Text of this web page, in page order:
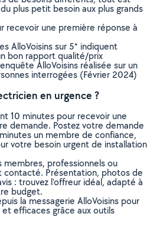
plus petit besoin aux plus grands
recevoir une première réponse à
AlloVoisins sur 5* indiquent
bon rapport qualité/prix
AlloVoisins réalisée sur un
interrogées (Février 2024)
en urgence ?
10 minutes pour recevoir une
demande. Postez votre demande
un membre de confiance,
votre besoin urgent de installation
membres, professionnels ou
contacté. Présentation, photos de
: trouvez l'offreur idéal, adapté à
budget.
la messagerie AlloVoisins pour
efficaces grâce aux outils